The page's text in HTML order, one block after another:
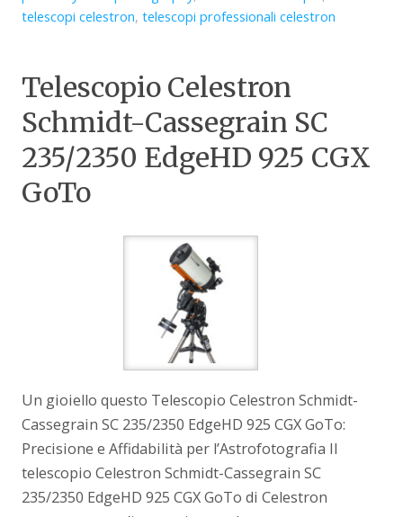
telescopi celestron,telescopi professionali celestron
Telescopio Celestron
Schmidt-Cassegrain SC
235/2350 EdgeHD 925 CGX
GoTo
Un gioiello questo Telescopio Celestron Schmidt-
Cassegrain SC 235/2350 EdgeHD 925 CGX GoTo:
Precisione e Affidabilità per l’Astrofotografia Il
telescopio Celestron Schmidt-Cassegrain SC
235/2350 EdgeHD 925 CGX GoTo di Celestron